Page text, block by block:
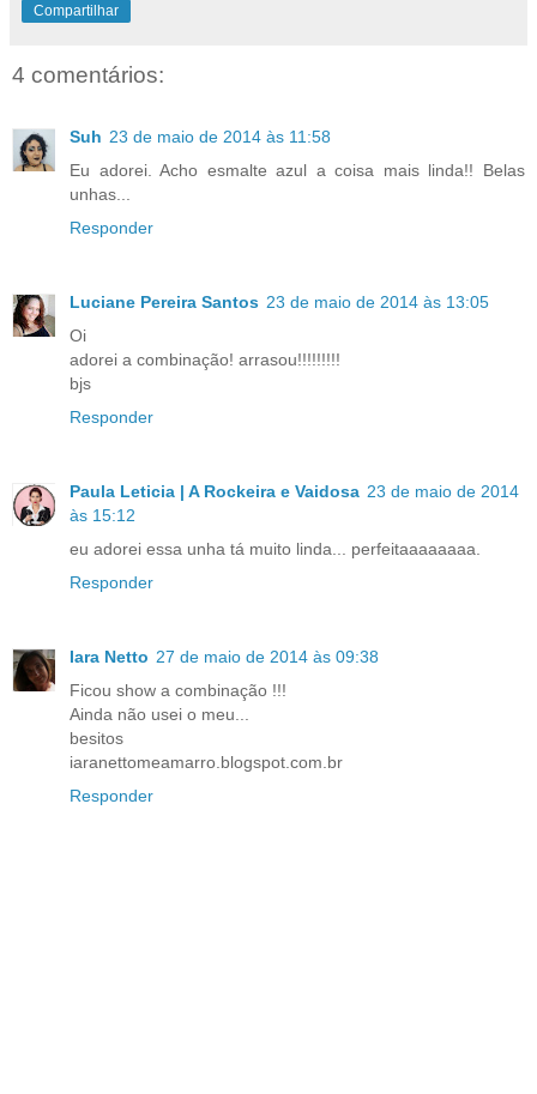
Compartilhar
4 comentários:
Suh 23 de maio de 2014 às 11:58
Eu adorei. Acho esmalte azul a coisa mais linda!! Belas
unhas...
Responder
Luciane Pereira Santos 23 de maio de 2014 às 13:05
Oi
adorei a combinação! arrasou!!!!!!!!!
bjs
Responder
Paula Leticia | A Rockeira e Vaidosa 23 de maio de 2014
às 15:12
eu adorei essa unha tá muito linda... perfeitaaaaaaaa.
Responder
Iara Netto 27 de maio de 2014 às 09:38
Ficou show a combinação !!!
Ainda não usei o meu...
besitos
iaranettomeamarro.blogspot.com.br
Responder